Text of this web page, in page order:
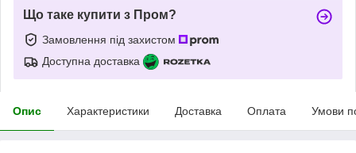
Що таке купити з Пром?
Замовлення під захистом
Доступна доставка
Опис Характеристики Доставка Оплата Умови